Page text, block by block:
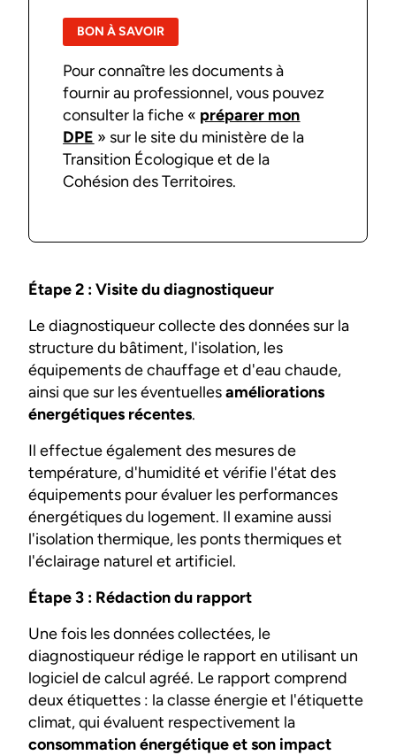
BON À SAVOIR
Pour connaître les documents à
fournir au professionnel, vous pouvez
consulter la fiche « préparer mon
DPE » sur le site du ministère de la
Transition Écologique et de la
Cohésion des Territoires.
Étape 2 : Visite du diagnostiqueur
Le diagnostiqueur collecte des données sur la
structure du bâtiment, l'isolation, les
équipements de chauffage et d'eau chaude,
ainsi que sur les éventuellesaméliorations
énergétiques récentes.
Il effectue également des mesures de
température, d'humidité et vérifie l'état des
équipements pour évaluer les performances
énergétiques du logement. Il examine aussi
l'isolation thermique, les ponts thermiques et
l'éclairage naturel et artificiel.
Étape 3 : Rédaction du rapport
Une fois les données collectées, le
diagnostiqueur rédige le rapport en utilisant un
logiciel de calcul agréé. Le rapport comprend
deux étiquettes : la classe énergie et l'étiquette
climat, qui évaluent respectivement la
consommation énergétique et son impact